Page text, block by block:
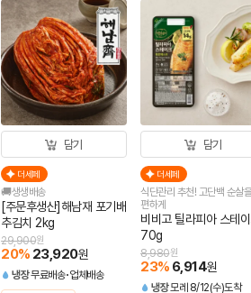
담기
더세페
🚚생생배송
[주문후생산]해남재 포기배
추김치 2kg
20% 23,920원
29,900원
냉장무료배송 업체배송
담기
더세페
식단관리 추천! 고단백 순살
편하게
비비고 틸라피아 스테
70g
23% 6,914원
8,980원
냉장 모레 8/12(수)도착